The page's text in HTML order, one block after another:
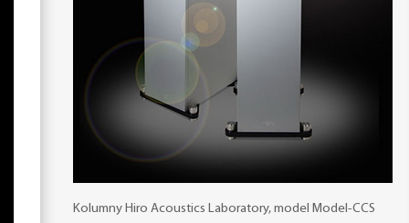
Kolumny Hiro Acoustics Laboratory, model Model-CCS